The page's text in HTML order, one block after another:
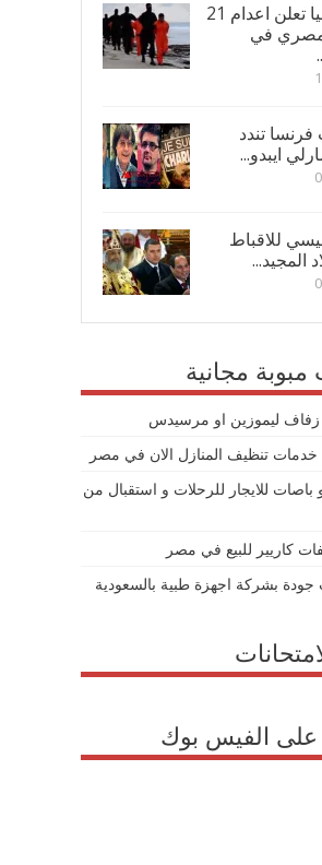
داعش ليبيا تعلن اعدام 21
في
تندد
ايبدو...
للاقباط
المجيد...
مبوبة مجانية
زفاف ليموزين او مرسيدس
تنظيف المنازل الان في مصر
للايجار للرحلات و استقبال من
كاريير للبيع في مصر
بشركة اجهزة طبية بالسعودية
الفيس بوك